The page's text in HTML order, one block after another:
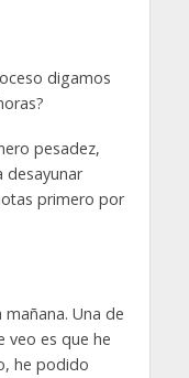
digamos
pesadez,
primero por
Una de
veo es que he
he podido